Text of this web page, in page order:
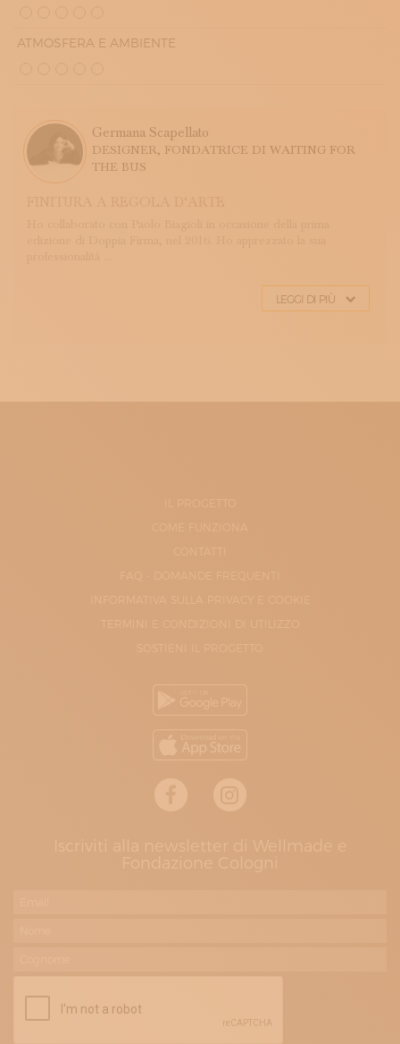
ATMOSFERA E AMBIENTE
Germana Scapellato
DESIGNER, FONDATRICE DI WAITING FOR
THE BUS
LEGGI DI PIÙ